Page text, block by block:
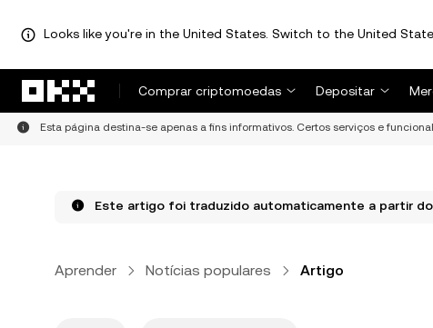
Looks like you're in the United States. Switch to the United
Comprar criptomoedas
Depositar
Esta página destina-se apenas a fins informativos. Certos serviços e
Este artigo foi traduzido automaticamente a partir do
Aprender Notícias populares Artigo